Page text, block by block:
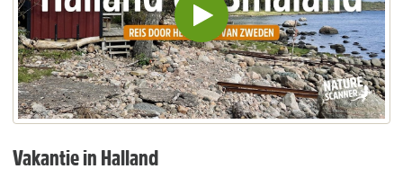
Video
inladen
en
afspelen
Vakantie in Halland